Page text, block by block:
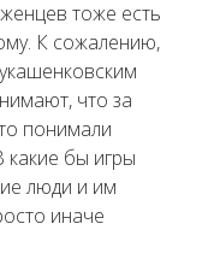
тоже есть
К сожалению,
что за
понимали
бы игры
люди и им
иначе